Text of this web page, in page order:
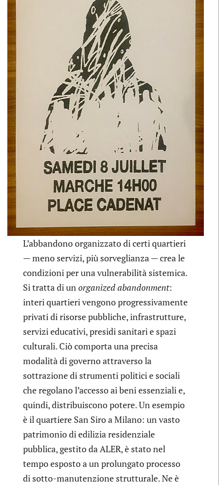
L’abbandono organizzato di certi quartieri
— meno servizi, più sorveglianza — crea le
condizioni per una vulnerabilità sistemica.
Si tratta di unorganized abandonment:
interi quartieri vengono progressivamente
privati di risorse pubbliche, infrastrutture,
servizi educativi, presidi sanitari e spazi
culturali. Ciò comporta una precisa
modalità di governo attraverso la
sottrazione di strumenti politici e sociali
che regolano l’accesso ai beni essenziali e,
quindi, distribuiscono potere. Un esempio
è il quartiere San Siro a Milano: un vasto
patrimonio di edilizia residenziale
pubblica, gestito da ALER, è stato nel
tempo esposto a un prolungato processo
di sotto-manutenzione strutturale. Ne è